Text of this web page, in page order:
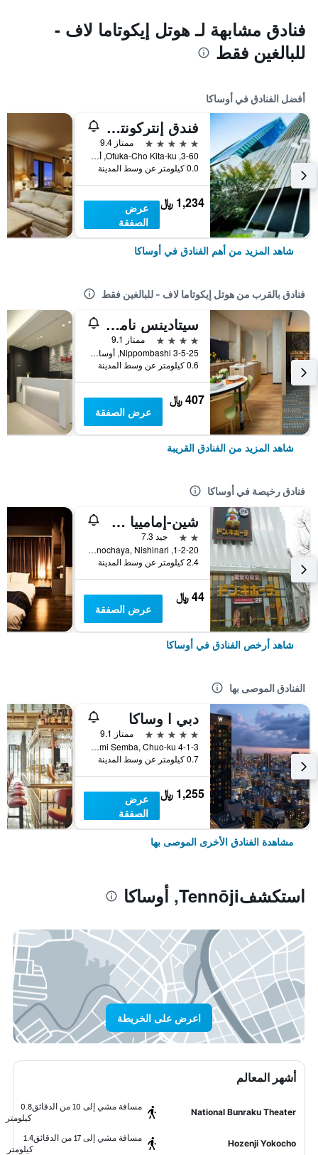
فنادق مشابهة لـ هوتل إيكوتاما لاف -
للبالغين فقط
أفضل الفنادق في أوساكا
فندق إنتركونتيننتال أوساكا
5 نجوم
ممتاز 9.4
3-60, Ofuka-Cho Kita-ku, أوساكا, اليابان
0.0 كيلومتر عن وسط المدينة
1,234 ﷼
عرض
الصفقة
شاهد المزيد من أهم الفنادق في أوساكا
فنادق بالقرب من هوتل إيكوتاما لاف - للبالغين فقط
سيتادينس نامبا أوساكا
4 نجوم
ممتاز 9.1
3-5-25 Nippombashi, أوساكا, اليابان
0.6 كيلومتر عن وسط المدينة
407 ﷼
عرض الصفقة
شاهد المزيد من الفنادق القريبة
فنادق رخيصة في أوساكا
شين-إمامييا هوتل
2 نجمتين
جيد 7.3
1-2-20, Haginochaya, Nishinari, أوساكا, اليابان
2.4 كيلومتر عن وسط المدينة
44 ﷼
عرض الصفقة
شاهد أرخص الفنادق في أوساكا
الفنادق الموصى بها
دبي ا وساكا
5 نجوم
ممتاز 9.1
4-1-3 Minami Semba, Chuo-ku, أوساكا, اليابان
0.7 كيلومتر عن وسط المدينة
1,255 ﷼
عرض
الصفقة
مشاهدة الفنادق الأخرى الموصى بها
استكشفTennōji, أوساكا
اعرض على الخريطة
أشهر المعالم
National Bunraku Theater
مسافة مشي إلى 10 من الدقائق
0.8
كيلومتر
Hozenji Yokocho
مسافة مشي إلى 17 من الدقائق
1.4
كيلومتر